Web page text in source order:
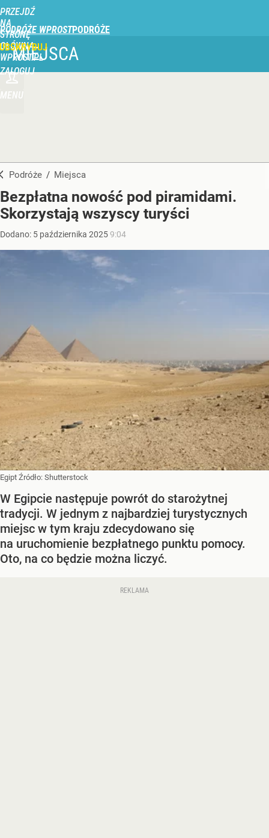
PRZEJDŹ
NA
STRONĘ
GŁÓWNĄ
WPROST.PL
PODRÓŻE WPROST
ZALOGUJ
MENU
MIEJSCA
Podróże / Miejsca
Bezpłatna nowość pod piramidami.
Skorzystają wszyscy turyści
Dodano: 5 października 20259:04
Egipt Źródło: Shutterstock
W Egipcie następuje powrót do starożytnej
tradycji. W jednym z najbardziej turystycznych
miejsc w tym kraju zdecydowano się
na uruchomienie bezpłatnego punktu pomocy.
Oto, na co będzie można liczyć.